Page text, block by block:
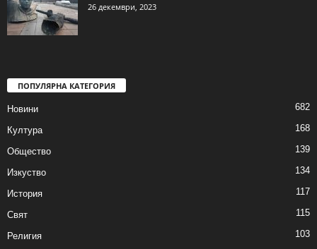
26 декември, 2023
ПОПУЛЯРНА КАТЕГОРИЯ
Новини 682
Култура 168
Общество 139
Изкуство 134
История 117
Свят 115
Религия 103